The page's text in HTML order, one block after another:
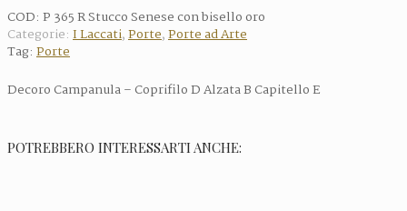
COD: P 365 R Stucco Senese con bisello oro
Categorie: I Laccati,Porte,Porte ad Arte
Tag: Porte
Decoro Campanula – Coprifilo D Alzata B Capitello E
POTREBBERO INTERESSARTI ANCHE: